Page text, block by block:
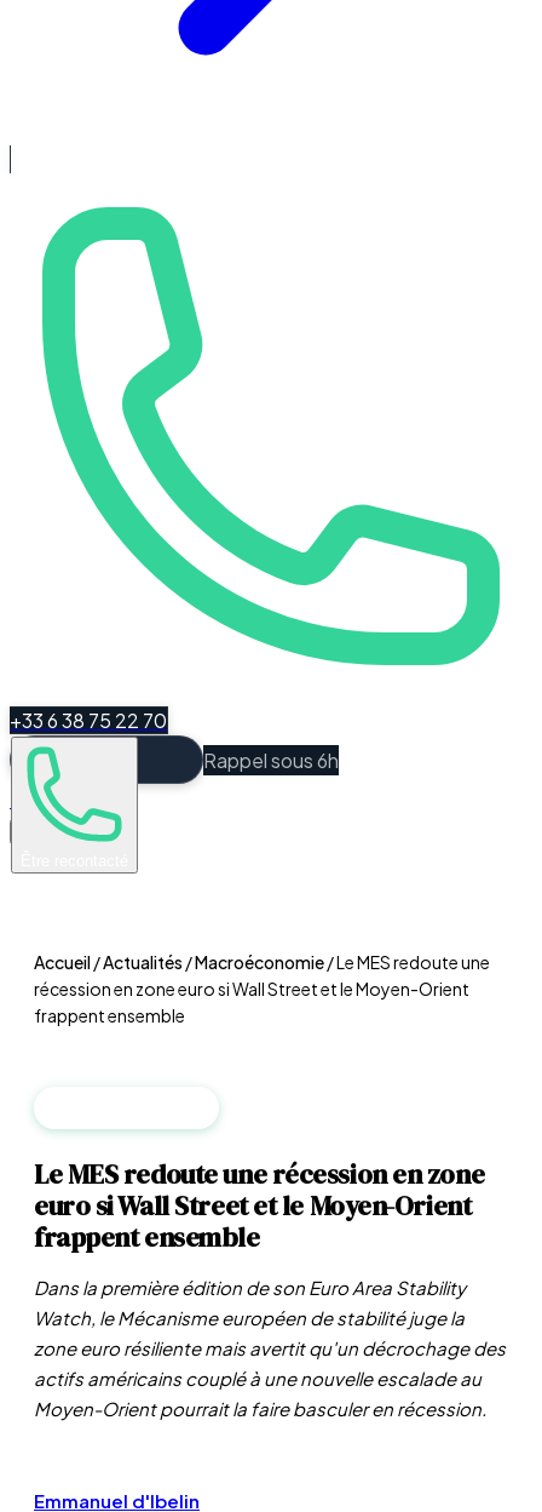
+33 6 38 75 22 70
Rappel sous 6h
Espace Client
Accueil/Actualités /Macroéconomie/Le MES redoute une
récession en zone euro si Wall Street et le Moyen-Orient
frappent ensemble
Le MES redoute une récession en zone
euro si Wall Street et le Moyen-Orient
frappent ensemble
Dans la première édition de son Euro Area Stability
Watch, le Mécanisme européen de stabilité juge la
zone euro résiliente mais avertit qu'un décrochage des
actifs américains couplé à une nouvelle escalade au
Moyen-Orient pourrait la faire basculer en récession.
Emmanuel d'Ibelin